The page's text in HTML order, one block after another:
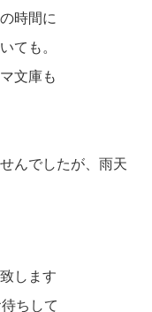
時間に
ても。
文庫も
んでしたが、雨天
します
ちして